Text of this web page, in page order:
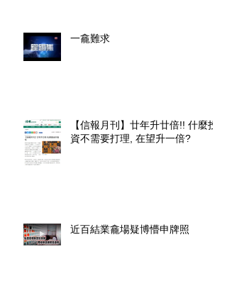
一龕難求
【信報月刊】廿年升廿倍!! 什麼投
資不需要打理, 在望升一倍?
近百結業龕場疑博懵申牌照